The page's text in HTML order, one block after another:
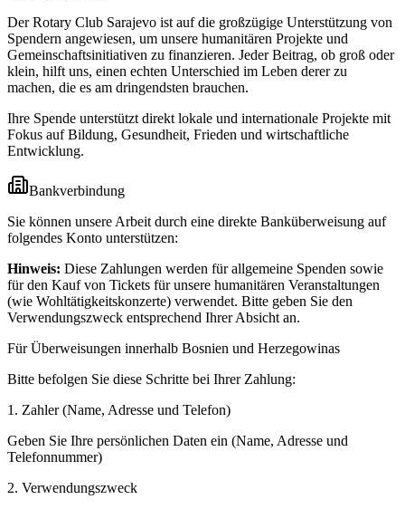
Der Rotary Club Sarajevo ist auf die großzügige Unterstützung von
Spendern angewiesen, um unsere humanitären Projekte und
Gemeinschaftsinitiativen zu finanzieren. Jeder Beitrag, ob groß oder
klein, hilft uns, einen echten Unterschied im Leben derer zu
machen, die es am dringendsten brauchen.
Ihre Spende unterstützt direkt lokale und internationale Projekte mit
Fokus auf Bildung, Gesundheit, Frieden und wirtschaftliche
Entwicklung.
Bankverbindung
Sie können unsere Arbeit durch eine direkte Banküberweisung auf
folgendes Konto unterstützen:
Hinweis: Diese Zahlungen werden für allgemeine Spenden sowie
für den Kauf von Tickets für unsere humanitären Veranstaltungen
(wie Wohltätigkeitskonzerte) verwendet. Bitte geben Sie den
Verwendungszweck entsprechend Ihrer Absicht an.
Für Überweisungen innerhalb Bosnien und Herzegowinas
Bitte befolgen Sie diese Schritte bei Ihrer Zahlung:
1. Zahler (Name, Adresse und Telefon)
Geben Sie Ihre persönlichen Daten ein (Name, Adresse und
Telefonnummer)
2. Verwendungszweck